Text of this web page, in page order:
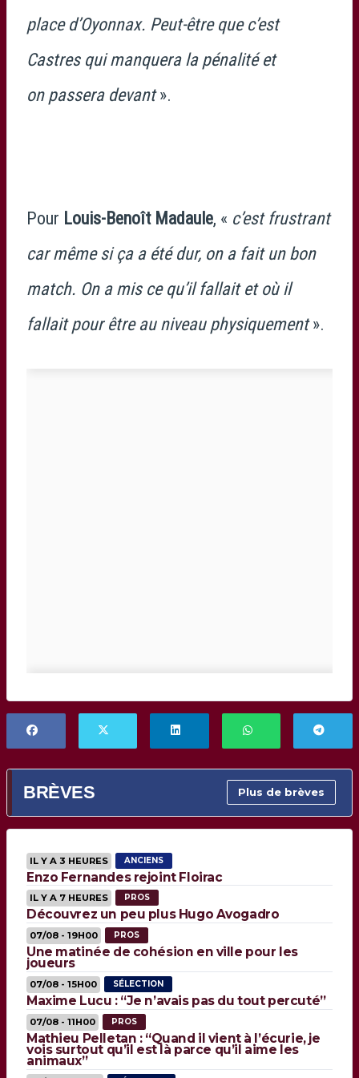
place d’Oyonnax. Peut-être que c’est
Castres qui manquera la pénalité et
on passera devant».
Pour Louis-Benoît Madaule, « c’est frustrant
car même si ça a été dur, on a fait un bon
match. On a mis ce qu’il fallait et où il
fallait pour être au niveau physiquement».
BRÈVES Plus de brèves
IL Y A 3 HEURES ANCIENS
Enzo Fernandes rejoint Floirac
IL Y A 7 HEURES PROS
Découvrez un peu plus Hugo Avogadro
07/08 - 19H00 PROS
Une matinée de cohésion en ville pour les
joueurs
07/08 - 15H00 SÉLECTION
Maxime Lucu : “Je n’avais pas du tout percuté”
07/08 - 11H00 PROS
Mathieu Pelletan : “Quand il vient à l’écurie, je
vois surtout qu’il est là parce qu’il aime les
animaux”